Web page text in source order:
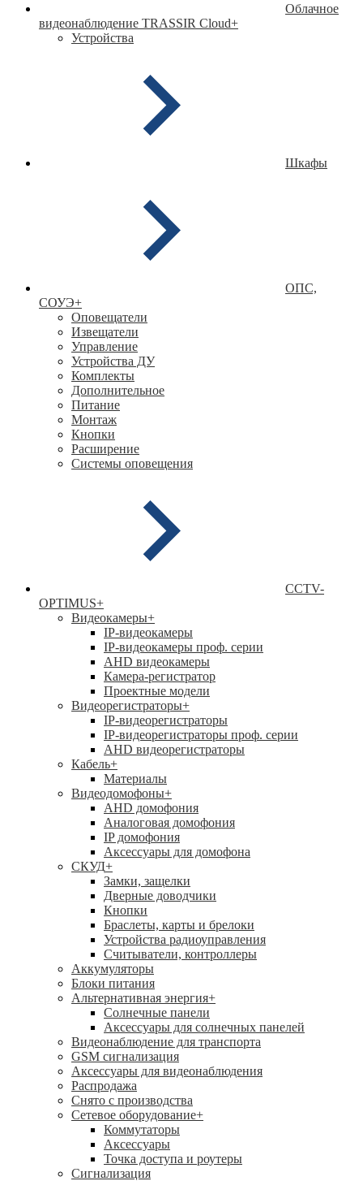
Облачное
видеонаблюдение TRASSIR Cloud+
Устройства
Шкафы
ОПС,
СОУЭ+
Оповещатели
Извещатели
Управление
Устройства ДУ
Комплекты
Дополнительное
Питание
Монтаж
Кнопки
Расширение
Системы оповещения
CCTV-
OPTIMUS+
Видеокамеры+
IP-видеокамеры
IP-видеокамеры проф. серии
AHD видеокамеры
Камера-регистратор
Проектные модели
Видеорегистраторы+
IP-видеорегистраторы
IP-видеорегистраторы проф. серии
AHD видеорегистраторы
Кабель+
Материалы
Видеодомофоны+
AHD домофония
Аналоговая домофония
IP домофония
Аксессуары для домофона
СКУД+
Замки, защелки
Дверные доводчики
Кнопки
Браслеты, карты и брелоки
Устройства радиоуправления
Считыватели, контроллеры
Аккумуляторы
Блоки питания
Альтернативная энергия+
Солнечные панели
Аксессуары для солнечных панелей
Видеонаблюдение для транспорта
GSM сигнализация
Аксессуары для видеонаблюдения
Распродажа
Снято с производства
Сетевое оборудование+
Коммутаторы
Аксессуары
Точка доступа и роутеры
Сигнализация